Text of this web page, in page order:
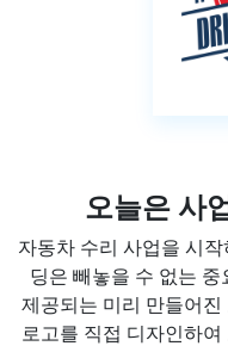
오늘은 사
자동차 수리 사업을 시
딩은 빼놓을 수 없는
제공되는 미리 만들어
로고를 직접 디자인하